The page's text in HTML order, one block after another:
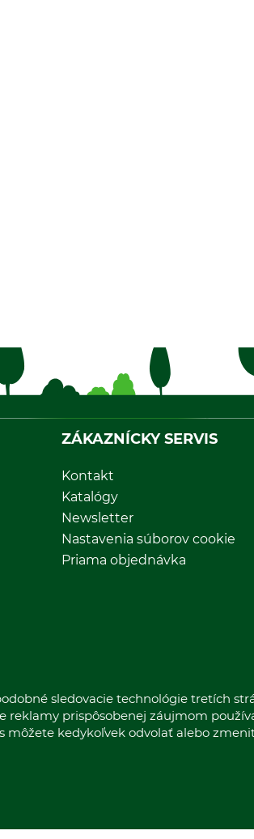
ZÁKAZNÍCKY SERVIS
Kontakt
Katalógy
Newsletter
Nastavenia súborov cookie
Priama objednávka
sledovacie technológie tretích
reklamy prispôsobenej záujmom
môžete kedykoľvek odvolať alebo